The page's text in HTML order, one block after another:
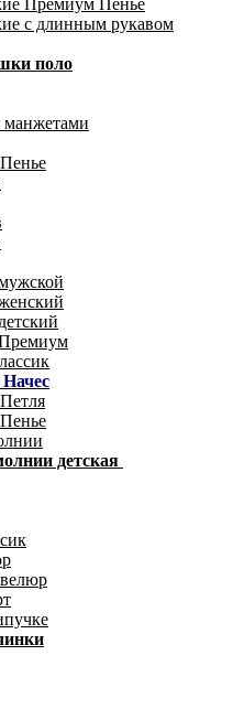
с длинным рукавом
поло
манжетами
детская